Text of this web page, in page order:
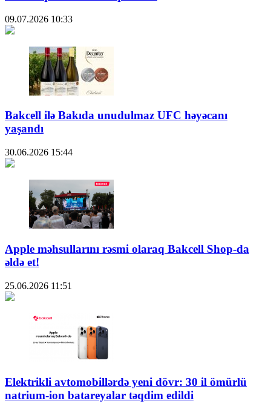
09.07.2026 10:33
Bakcell ilə Bakıda unudulmaz UFC həyəcanı
yaşandı
30.06.2026 15:44
Apple məhsullarını rəsmi olaraq Bakcell Shop-da
əldə et!
25.06.2026 11:51
Elektrikli avtomobillərdə yeni dövr: 30 il ömürlü
natrium-ion batareyalar təqdim edildi